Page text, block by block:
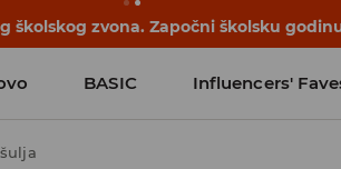
školskog zvona. Započni školsku
BASIC Influencers'